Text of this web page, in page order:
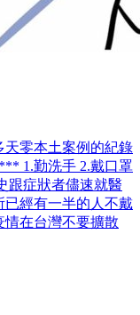
天零本土案例的紀錄
1.勤洗手 2.戴口罩
跟症狀者儘速就醫
經有一半的人不戴
情在台灣不要擴散